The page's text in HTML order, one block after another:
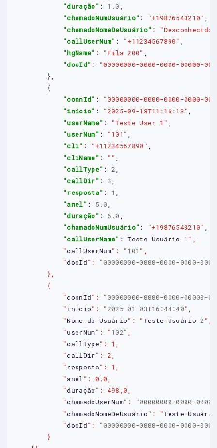
"duração" : 1.0 ,
"chamadoNumUsuário" : "+19876543210" ,
"chamadoNomeDeUsuário" : "Desconhecido"
"callUserNum" : "+11234567890" ,
"hgName" : "Fila 200" ,
"docId" :
"00000000-0000-0000-00000-
        },
        {
"connId" : "00000000-0000-0000-0000-
"início" : "2025-09-18T11:16:13" ,
"userName" : "Teste User 1" ,
"userNum" : "101" ,
"cli" : "+11234567890" ,
"cliName" : "" ,
"callType" : 2,
"callDir" : 3,
"resposta" : 1 ,
"anel" : 5.0 ,
"duração" : 6.0 ,
"chamadoNumUsuário" : "+19876543210" ,
"callUserName" : Teste Usuário 1
            "
callUserNum": "101
            "
docId": "00000000-0000-0000-0000-
            "
connId": " 00000000-0000-0000-00000-
            "
início": "2025-01-03T16 :44 :40
            "
Nome do Usuário": "Teste Usuário 2
            "
userNum": "102
            "
callType
            "
callDir
            "
resposta
            "
anel
            "
duração
            "
chamadoUserNum": "00000000-0000-
            "
chamadoNomeDeUsuário": "Teste Usuário
            "
docId": "00000000-0000-0000-0000-